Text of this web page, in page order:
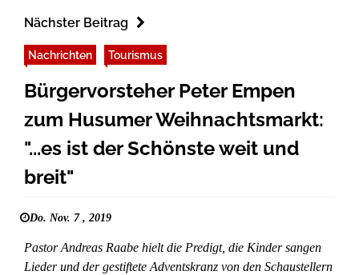
Nächster Beitrag
Nachrichten Tourismus
Bürgervorsteher Peter Empen
zum Husumer Weihnachtsmarkt:
"...es ist der Schönste weit und
breit"
Do. Nov. 7 , 2019
Pastor Andreas Raabe hielt die Predigt, die Kinder sangen
Lieder und der gestiftete Adventskranz von den Schaustellern